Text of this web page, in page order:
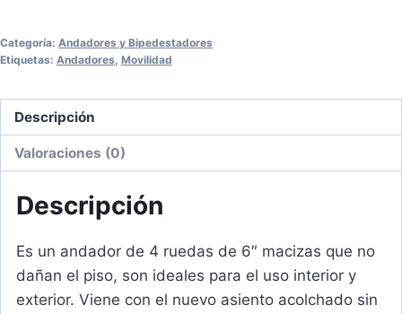
Categoría: Andadores y Bipedestadores
Etiquetas: Andadores Movilidad
Descripción
Valoraciones (0)
Descripción
Es un andador de 4 ruedas de 6″ macizas que no
dañan el piso, son ideales para el uso interior y
exterior. Viene con el nuevo asiento acolchado sin